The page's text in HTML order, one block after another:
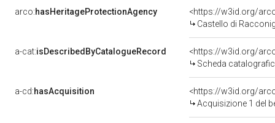
arco:hasHeritageProtectionAgency
<https://w3id.org/
Castello di
a-cat:isDescribedByCatalogueRecord
<https://w3id.org/
Scheda
a-cd:hasAcquisition
<https://w3id.org/
Acquisizione 1 del